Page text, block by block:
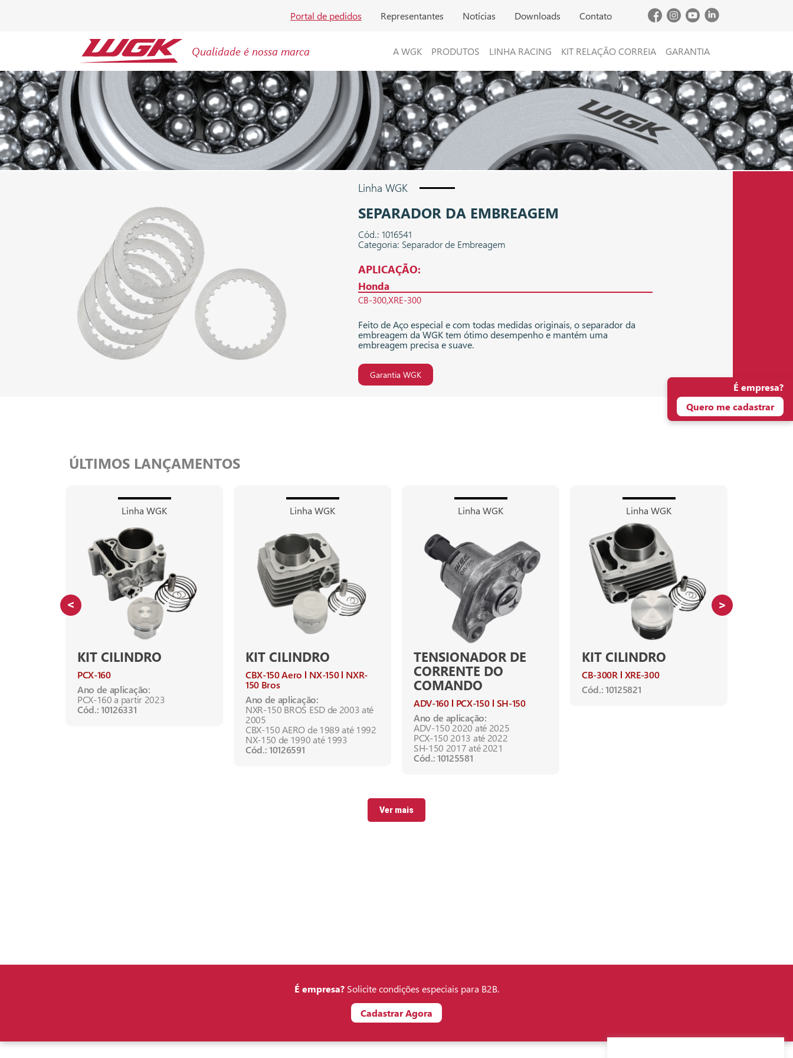
Portal de pedidos Representantes Notícias Downloads Contato
Qualidade é nossa marca A WGK PRODUTOS LINHA RACING KIT RELAÇÃO CORREIA GARANTIA
Linha WGK
SEPARADOR DA EMBREAGEM
Cód.: 1016541
Categoria: Separador de Embreagem
APLICAÇÃO:
Honda
CB-300XRE-300
Feito de Aço especial e com todas medidas originais, o separador da
embreagem da WGK tem ótimo desempenho e mantém uma
embreagem precisa e suave.
Garantia WGK
ÚLTIMOS LANÇAMENTOS
Linha WGK
KIT CILINDRO
PCX-160
Ano de aplicação:
PCX-160 a partir 2023
Cód.: 10126331
Linha WGK
KIT CILINDRO
CBX-150 Aero NX-150
NXR-
150 Bros
Ano de aplicação:
NXR-150 BROS ESD de 2003 até
2005
CBX-150 AERO de 1989 até 1992
NX-150 de 1990 até 1993
Cód.: 10126591
Linha WGK
TENSIONADOR DE
CORRENTE DO
COMANDO
ADV-160 PCX-150 SH-150
Ano de aplicação:
ADV-150 2020 até 2025
PCX-150 2013 até 2022
SH-150 2017 até 2021
Cód.: 10125581
Linha WGK
KIT CILINDRO
CB-300R
XRE-300
Cód.: 10125821
Ver mais
É empresa?
Quero me cadastrar
É empresa?Solicite condições especiais para B2B.
Cadastrar Agora